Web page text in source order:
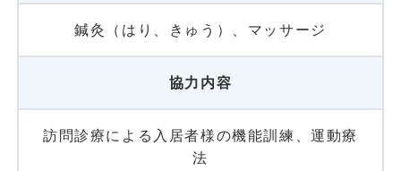
鍼灸（はり、きゅう）、マッサージ
協力内容
訪問診療による入居者様の機能訓練、運動療
法